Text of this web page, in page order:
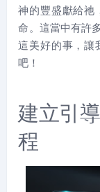
神的豐盛獻給祂
命。這當中有許
這美好的事，讓
吧！
建立引
程